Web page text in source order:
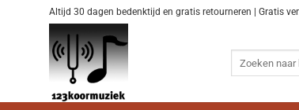
Altijd 30 dagen bedenktijd en gratis retourneren | Gratis